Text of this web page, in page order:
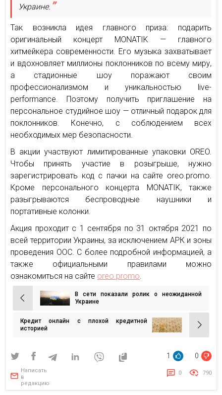
Украине.
Так возникла идея главного приза: подарить
оригинальный концерт MONATIK — главного
хитмейкера современности. Его музыка захватывает
и вдохновляет миллионы поклонников по всему миру,
а стадионные шоу поражают своим
профессионализмом и уникальностью live-
performance. Поэтому получить приглашение на
персональное студийное шоу — отличный подарок для
поклонников. Конечно, с соблюдением всех
необходимых мер безопасности.
В акции участвуют лимитированные упаковки OREO.
Чтобы принять участие в розыгрыше, нужно
зарегистрировать код с пачки на сайте oreo.promo.
Кроме персонального концерта MONATIK, также
разыгрываются беспроводные наушники и
портативные колонки.
Акция проходит с 1 сентября по 31 октября 2021 по
всей территории Украины, за исключением АРК и зоны
проведения ООС. С более подробной информацией, а
также официальными правилами можно
ознакомиться на сайте oreo.promo
Навигация
по
записям
В сети показали ролик о неожиданной
Украине
Кредит онлайн с плохой кредитной
историей
1 0
Написать
в
редакцию
0 790